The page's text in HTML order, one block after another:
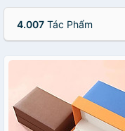
4.007 Tác Phẩm